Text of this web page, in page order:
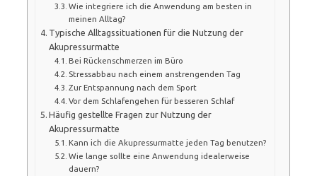
Wie integriere ich die Anwendung am besten in
meinen Alltag?
Typische Alltagssituationen für die Nutzung der
Akupressurmatte
Bei Rückenschmerzen im Büro
Stressabbau nach einem anstrengenden Tag
Zur Entspannung nach dem Sport
Vor dem Schlafengehen für besseren Schlaf
Häufig gestellte Fragen zur Nutzung der
Akupressurmatte
Kann ich die Akupressurmatte jeden Tag benutzen?
Wie lange sollte eine Anwendung idealerweise
dauern?